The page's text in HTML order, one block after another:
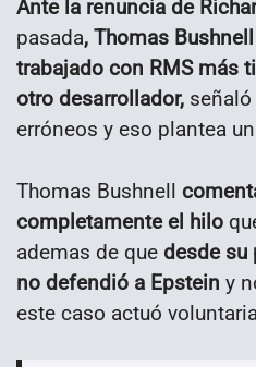
Ante la renuncia de
pasada, Thomas
trabajado con RMS más
otro desarrollador,
erróneos y eso plantea
Thomas Bushnell
completamente el hilo
ademas de que desde su
no defendió a Epstein y
este caso actuó